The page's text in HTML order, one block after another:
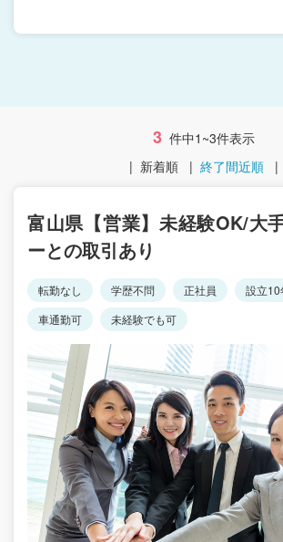
3 件中1~3件表示
| 新着順 | 終了間近順 |
富山県【営業】未経験OK/大
ーとの取引あり
転勤なし 学歴不問 正社員
設立10
車通勤可
未経験でも可